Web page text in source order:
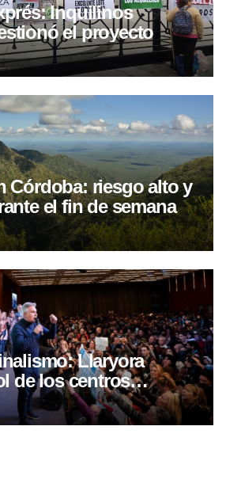
Inquilinos
el proyecto
Córdoba: riesgo alto y
el fin de semana
Llaryora
de los centros